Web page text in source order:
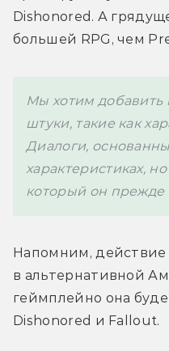
Dishonored. А
большей RPG, чем
Мы хотим добавить
штуки, такие как
Диалоги,
характеристиках,
который он прежде
Напомним, действие
в альтернативной
геймплейно она
Dishonored и Fallout.